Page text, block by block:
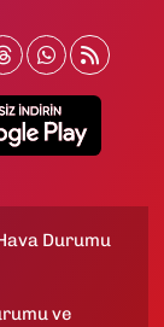
Durumu
ve